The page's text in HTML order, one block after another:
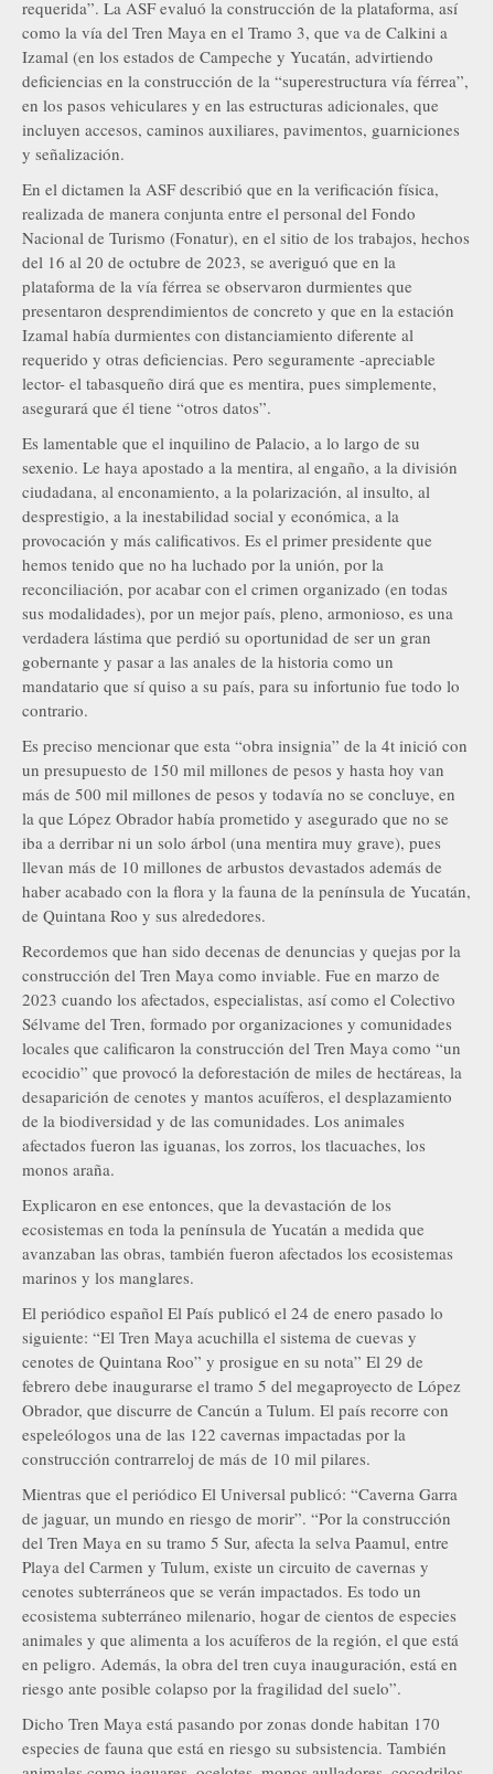
requerida”. La ASF evaluó la construcción de la plataforma, así
como la vía del Tren Maya en el Tramo 3, que va de Calkini a
Izamal (en los estados de Campeche y Yucatán, advirtiendo
deficiencias en la construcción de la “superestructura vía férrea”,
en los pasos vehiculares y en las estructuras adicionales, que
incluyen accesos, caminos auxiliares, pavimentos, guarniciones
y señalización.
En el dictamen la ASF describió que en la verificación física,
realizada de manera conjunta entre el personal del Fondo
Nacional de Turismo (Fonatur), en el sitio de los trabajos, hechos
del 16 al 20 de octubre de 2023, se averiguó que en la
plataforma de la vía férrea se observaron durmientes que
presentaron desprendimientos de concreto y que en la estación
Izamal había durmientes con distanciamiento diferente al
requerido y otras deficiencias. Pero seguramente -apreciable
lector- el tabasqueño dirá que es mentira, pues simplemente,
asegurará que él tiene “otros datos”.
Es lamentable que el inquilino de Palacio, a lo largo de su
sexenio. Le haya apostado a la mentira, al engaño, a la división
ciudadana, al enconamiento, a la polarización, al insulto, al
desprestigio, a la inestabilidad social y económica, a la
provocación y más calificativos. Es el primer presidente que
hemos tenido que no ha luchado por la unión, por la
reconciliación, por acabar con el crimen organizado (en todas
sus modalidades), por un mejor país, pleno, armonioso, es una
verdadera lástima que perdió su oportunidad de ser un gran
gobernante y pasar a las anales de la historia como un
mandatario que sí quiso a su país, para su infortunio fue todo lo
contrario.
Es preciso mencionar que esta “obra insignia” de la 4t inició con
un presupuesto de 150 mil millones de pesos y hasta hoy van
más de 500 mil millones de pesos y todavía no se concluye, en
la que López Obrador había prometido y asegurado que no se
iba a derribar ni un solo árbol (una mentira muy grave), pues
llevan más de 10 millones de arbustos devastados además de
haber acabado con la flora y la fauna de la península de Yucatán,
de Quintana Roo y sus alrededores.
Recordemos que han sido decenas de denuncias y quejas por la
construcción del Tren Maya como inviable. Fue en marzo de
2023 cuando los afectados, especialistas, así como el Colectivo
Sélvame del Tren, formado por organizaciones y comunidades
locales que calificaron la construcción del Tren Maya como “un
ecocidio” que provocó la deforestación de miles de hectáreas, la
desaparición de cenotes y mantos acuíferos, el desplazamiento
de la biodiversidad y de las comunidades. Los animales
afectados fueron las iguanas, los zorros, los tlacuaches, los
monos araña.
Explicaron en ese entonces, que la devastación de los
ecosistemas en toda la península de Yucatán a medida que
avanzaban las obras, también fueron afectados los ecosistemas
marinos y los manglares.
El periódico español El País publicó el 24 de enero pasado lo
siguiente: “El Tren Maya acuchilla el sistema de cuevas y
cenotes de Quintana Roo” y prosigue en su nota” El 29 de
febrero debe inaugurarse el tramo 5 del megaproyecto de López
Obrador, que discurre de Cancún a Tulum. El país recorre con
espeleólogos una de las 122 cavernas impactadas por la
construcción contrarreloj de más de 10 mil pilares.
Mientras que el periódico El Universal publicó: “Caverna Garra
de jaguar, un mundo en riesgo de morir”. “Por la construcción
del Tren Maya en su tramo 5 Sur, afecta la selva Paamul, entre
Playa del Carmen y Tulum, existe un circuito de cavernas y
cenotes subterráneos que se verán impactados. Es todo un
ecosistema subterráneo milenario, hogar de cientos de especies
animales y que alimenta a los acuíferos de la región, el que está
en peligro. Además, la obra del tren cuya inauguración, está en
riesgo ante posible colapso por la fragilidad del suelo”.
Dicho Tren Maya está pasando por zonas donde habitan 170
especies de fauna que está en riesgo su subsistencia. También